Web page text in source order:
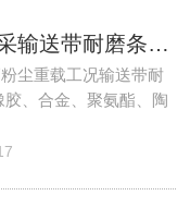
铜矿露天开采输送带耐磨条适配高粉尘重载工况
尘重载工况输送带耐
胶、合金、聚氨酯、陶